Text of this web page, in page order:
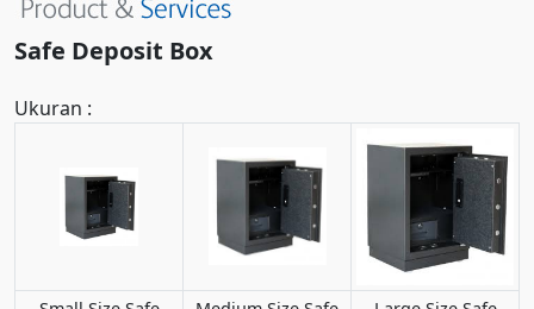
Safe Deposit Box
Ukuran :